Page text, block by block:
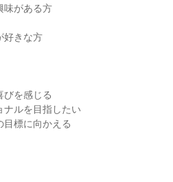
味がある方
好きな方
びを感じる
ナルを目指したい
目標に向かえる